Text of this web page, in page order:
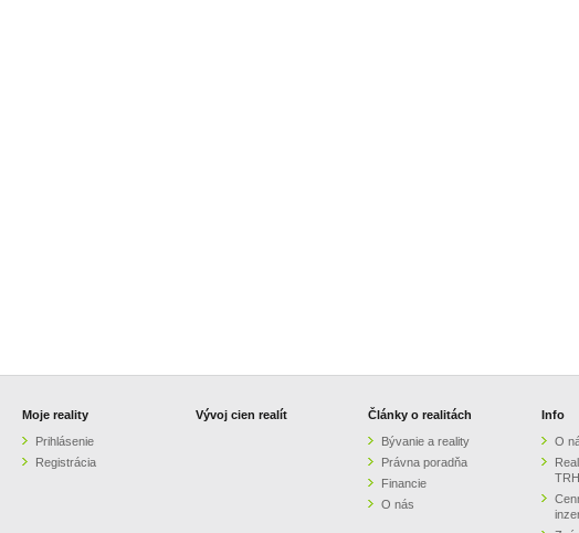
Moje reality
Prihlásenie
Registrácia
Vývoj cien realít
Články o realitách
Bývanie a reality
Právna poradňa
Financie
O nás
Info
O